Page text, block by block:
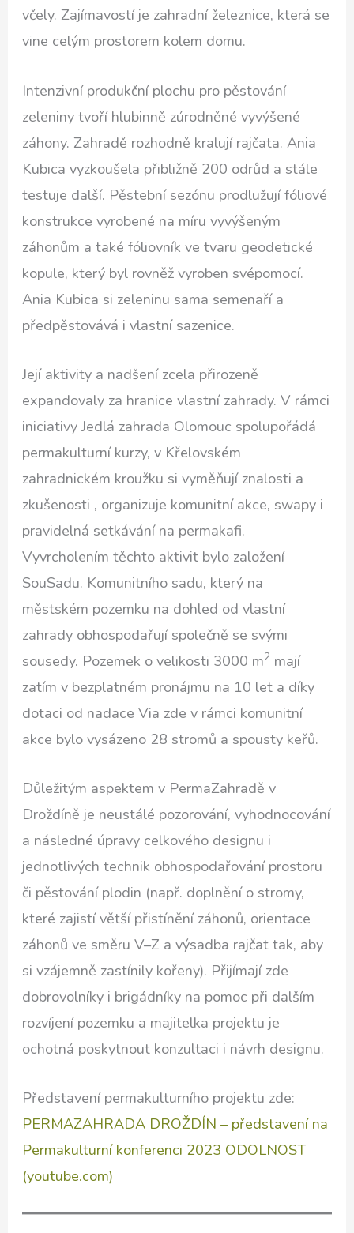
včely. Zajímavostí je zahradní železnice, která se
vine celým prostorem kolem domu.
Intenzivní produkční plochu pro pěstování
zeleniny tvoří hlubinně zúrodněné vyvýšené
záhony. Zahradě rozhodně kralují rajčata. Ania
Kubica vyzkoušela přibližně 200 odrůd a stále
testuje další. Pěstební sezónu prodlužují fóliové
konstrukce vyrobené na míru vyvýšeným
záhonům a také fóliovník ve tvaru geodetické
kopule, který byl rovněž vyroben svépomocí.
Ania Kubica si zeleninu sama semenaří a
předpěstovává i vlastní sazenice.
Její aktivity a nadšení zcela přirozeně
expandovaly za hranice vlastní zahrady. V rámci
iniciativy Jedlá zahrada Olomouc spolupořádá
permakulturní kurzy, v Křelovském
zahradnickém kroužku si vyměňují znalosti a
zkušenosti , organizuje komunitní akce, swapy i
pravidelná setkávání na permakafi.
Vyvrcholením těchto aktivit bylo založení
SouSadu. Komunitního sadu, který na
městském pozemku na dohled od vlastní
zahrady obhospodařují společně se svými
sousedy. Pozemek o velikosti 3000 m2 mají
zatím v bezplatném pronájmu na 10 let a díky
dotaci od nadace Via zde v rámci komunitní
akce bylo vysázeno 28 stromů a spousty keřů.
Důležitým aspektem v PermaZahradě v
Droždíně je neustálé pozorování, vyhodnocování
a následné úpravy celkového designu i
jednotlivých technik obhospodařování prostoru
či pěstování plodin (např. doplnění o stromy,
které zajistí větší přistínění záhonů, orientace
záhonů ve směru V–Z a výsadba rajčat tak, aby
si vzájemně zastínily kořeny). Přijímají zde
dobrovolníky i brigádníky na pomoc při dalším
rozvíjení pozemku a majitelka projektu je
ochotná poskytnout konzultaci i návrh designu.
Představení permakulturního projektu zde:
PERMAZAHRADA DROŽDÍN – představení na
Permakulturní konferenci 2023 ODOLNOST
(youtube.com)